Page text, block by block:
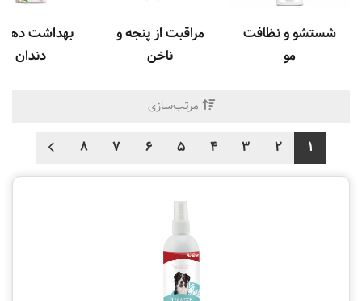
شستشو و نظافت
مو
مراقبت از پنجه و
ناخن
بهداشت
دندان
مرتب‌سازی
1
2
3
4
5
6
7
8